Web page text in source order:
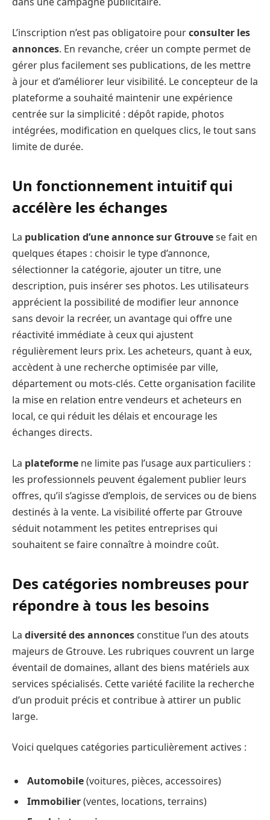
L’inscription n’est pas obligatoire pourconsulter les
annonces. En revanche, créer un compte permet de
gérer plus facilement ses publications, de les mettre
à jour et d’améliorer leur visibilité. Le concepteur de la
plateforme a souhaité maintenir une expérience
centrée sur la simplicité : dépôt rapide, photos
intégrées, modification en quelques clics, le tout sans
limite de durée.
Un fonctionnement intuitif qui
accélère les échanges
La publication d’une annonce sur Gtrouvese fait en
quelques étapes : choisir le type d’annonce,
sélectionner la catégorie, ajouter un titre, une
description, puis insérer ses photos. Les utilisateurs
apprécient la possibilité de modifier leur annonce
sans devoir la recréer, un avantage qui offre une
réactivité immédiate à ceux qui ajustent
régulièrement leurs prix. Les acheteurs, quant à eux,
accèdent à une recherche optimisée par ville,
département ou mots-clés. Cette organisation facilite
la mise en relation entre vendeurs et acheteurs en
local, ce qui réduit les délais et encourage les
échanges directs.
La plateforme ne limite pas l’usage aux particuliers :
les professionnels peuvent également publier leurs
offres, qu’il s’agisse d’emplois, de services ou de biens
destinés à la vente. La visibilité offerte par Gtrouve
séduit notamment les petites entreprises qui
souhaitent se faire connaître à moindre coût.
Des catégories nombreuses pour
répondre à tous les besoins
La diversité des annonces constitue l’un des atouts
majeurs de Gtrouve. Les rubriques couvrent un large
éventail de domaines, allant des biens matériels aux
services spécialisés. Cette variété facilite la recherche
d’un produit précis et contribue à attirer un public
large.
Voici quelques catégories particulièrement actives :
Automobile(voitures, pièces, accessoires)
Immobilier(ventes, locations, terrains)